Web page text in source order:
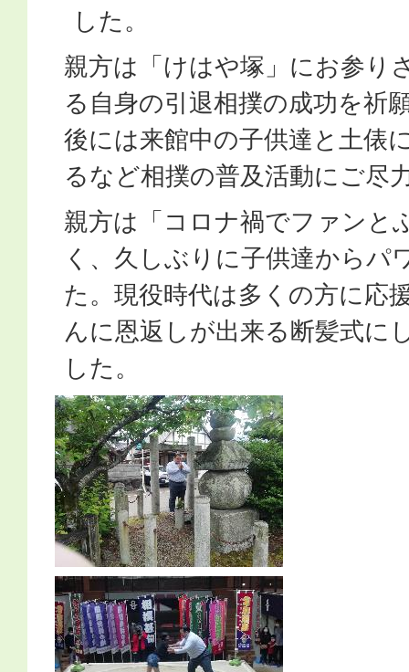
した。
親方は「けはや塚」にお参り
る自身の引退相撲の成功を祈
後には来館中の子供達と土俵
るなど相撲の普及活動にご尽
親方は「コロナ禍でファンと
く、久しぶりに子供達からパ
た。現役時代は多くの方に応
んに恩返しが出来る断髪式に
した。